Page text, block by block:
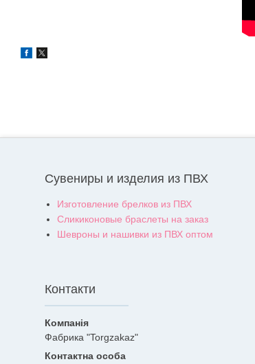
Сувениры и изделия из ПВХ
Изготовление брелков из ПВХ
Сликиконовые браслеты на заказ
Шевроны и нашивки из ПВХ оптом
Контакти
Фабрика "Torgzakaz"